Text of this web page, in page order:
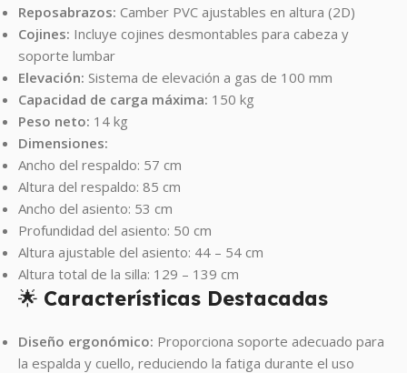
Reposabrazos: Camber PVC ajustables en altura (2D)
Cojines: Incluye cojines desmontables para cabeza y
soporte lumbar
Elevación: Sistema de elevación a gas de 100 mm
Capacidad de carga máxima: 150 kg
Peso neto: 14 kg
Dimensiones:
Ancho del respaldo: 57 cm
Altura del respaldo: 85 cm
Ancho del asiento: 53 cm
Profundidad del asiento: 50 cm
Altura ajustable del asiento: 44 – 54 cm
Altura total de la silla: 129 – 139 cm
🌟 Características Destacadas
Diseño ergonómico: Proporciona soporte adecuado para
la espalda y cuello, reduciendo la fatiga durante el uso